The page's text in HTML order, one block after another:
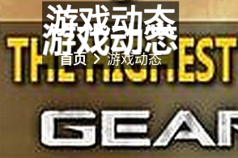
游戏动态
首页 游戏动态